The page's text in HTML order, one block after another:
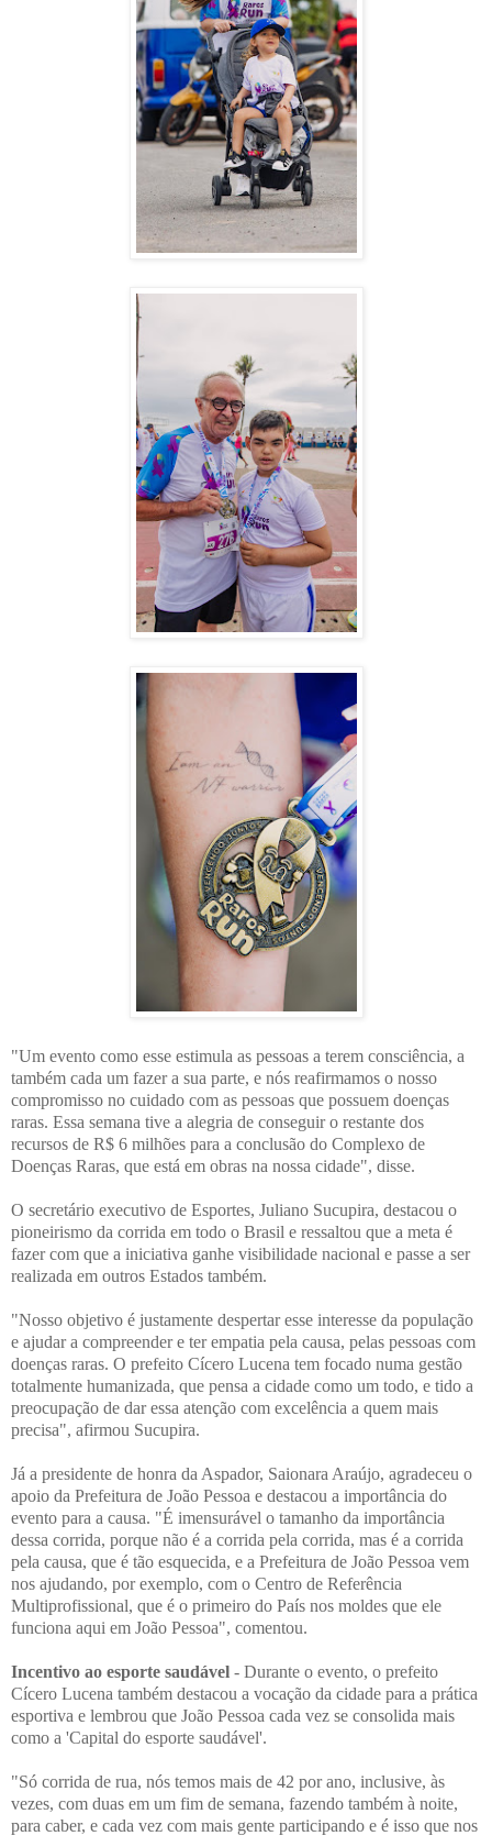
"Um evento como esse estimula as pessoas a terem consciência, a
também cada um fazer a sua parte, e nós reafirmamos o nosso
compromisso no cuidado com as pessoas que possuem doenças
raras. Essa semana tive a alegria de conseguir o restante dos
recursos de R$ 6 milhões para a conclusão do Complexo de
Doenças Raras, que está em obras na nossa cidade", disse.
O secretário executivo de Esportes, Juliano Sucupira, destacou o
pioneirismo da corrida em todo o Brasil e ressaltou que a meta é
fazer com que a iniciativa ganhe visibilidade nacional e passe a ser
realizada em outros Estados também.
"Nosso objetivo é justamente despertar esse interesse da população
e ajudar a compreender e ter empatia pela causa, pelas pessoas com
doenças raras. O prefeito Cícero Lucena tem focado numa gestão
totalmente humanizada, que pensa a cidade como um todo, e tido a
preocupação de dar essa atenção com excelência a quem mais
precisa", afirmou Sucupira.
Já a presidente de honra da Aspador, Saionara Araújo, agradeceu o
apoio da Prefeitura de João Pessoa e destacou a importância do
evento para a causa. "É imensurável o tamanho da importância
dessa corrida, porque não é a corrida pela corrida, mas é a corrida
pela causa, que é tão esquecida, e a Prefeitura de João Pessoa vem
nos ajudando, por exemplo, com o Centro de Referência
Multiprofissional, que é o primeiro do País nos moldes que ele
funciona aqui em João Pessoa", comentou.
Incentivo ao esporte saudável - Durante o evento, o prefeito
Cícero Lucena também destacou a vocação da cidade para a prática
esportiva e lembrou que João Pessoa cada vez se consolida mais
como a 'Capital do esporte saudável'.
"Só corrida de rua, nós temos mais de 42 por ano, inclusive, às
vezes, com duas em um fim de semana, fazendo também à noite,
para caber, e cada vez com mais gente participando e é isso que nos